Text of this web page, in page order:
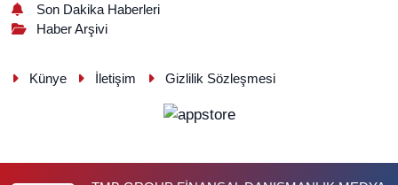
Son Dakika Haberleri
Haber Arşivi
Künye İletişim Gizlilik Sözleşmesi